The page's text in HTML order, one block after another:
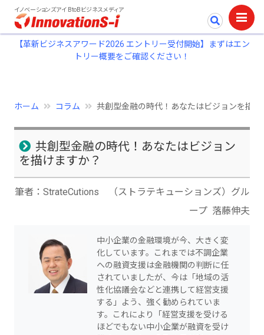
イノベーションズアイ BtoBビジネスメディア
【革新ビジネスアワード2026 エントリー受付開始】まずはエン
トリー概要をご確認ください！
ホーム コラム 共創型金融の時代！あなたはビジョンを描け
共創型金融の時代！あなたはビジョン
を描けますか？
筆者：StrateCutions （ストラテキューションズ）グル
ープ 落藤伸夫
中小企業の金融環境が今、大きく変
化しています。これまでは不調企業
への融資支援は金融機関の判断に任
されていましたが、今は「地域の活
性化協議会などと連携して経営支援
する」よう、強く勧められていま
す。これにより「経営支援を受ける
ほどでもない中小企業が融資を受け